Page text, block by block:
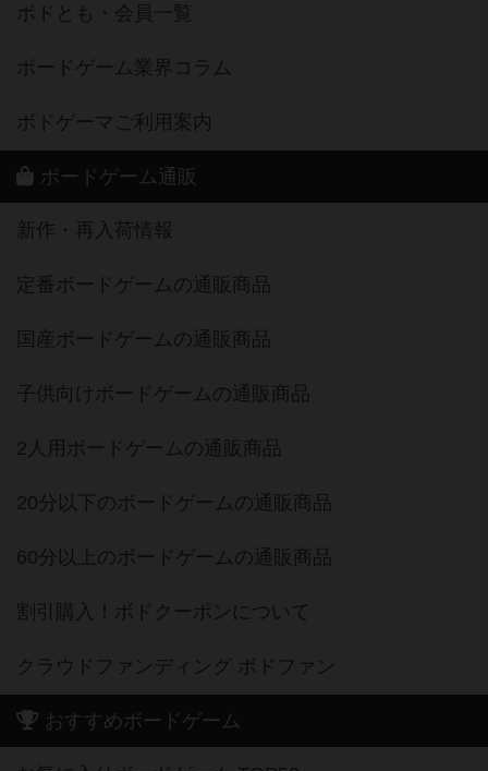
ボドとも・会員一覧
ボードゲーム業界コラム
ボドゲーマご利用案内
ボードゲーム通販
新作・再入荷情報
定番ボードゲームの通販商品
国産ボードゲームの通販商品
子供向けボードゲームの通販商品
2人用ボードゲームの通販商品
20分以下のボードゲームの通販商品
60分以上のボードゲームの通販商品
割引購入！ボドクーポンについて
クラウドファンディング ボドファン
おすすめボードゲーム